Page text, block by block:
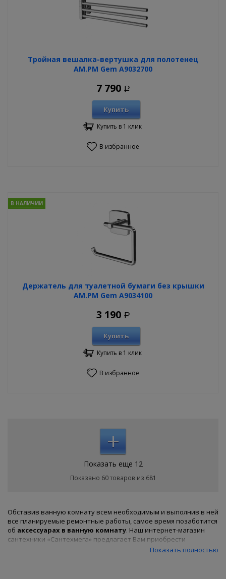
Тройная вешалка-вертушка для полотенец
AM.PM Gem A9032700
7 790 Р
Купить
Купить в 1 клик
В избранное
Держатель для туалетной бумаги без крышки
AM.PM Gem A9034100
В НАЛИЧИИ
3 190 Р
Купить
Купить в 1 клик
В избранное
+
Показать еще 12
Показано 60 товаров из 681
Обставив ванную комнату всем необходимым и выполнив в ней
все планируемые ремонтные работы, самое время позаботится
об аксессуарах в ванную комнату. Наш интернет-магазин
сантехники «Сантехмега» предлагает Вам приобрести
множество полезных мелочей, которые существенно скрасят
Показать полностью